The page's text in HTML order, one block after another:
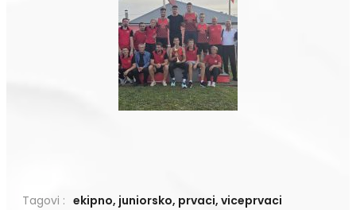
Tagovi : ekipno, juniorsko, prvaci, viceprvaci